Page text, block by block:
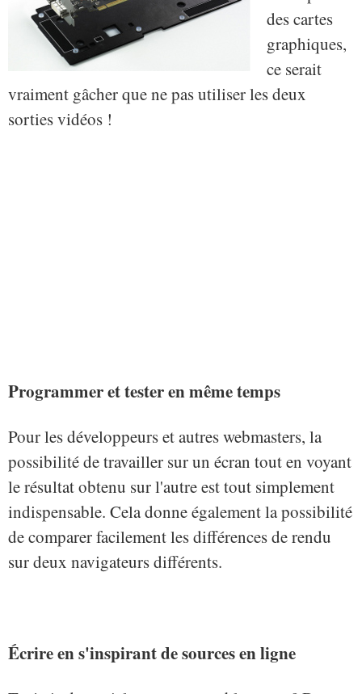
des cartes
graphiques,
ce serait
vraiment gâcher que ne pas utiliser les deux
sorties vidéos !
Programmer et tester en même temps
Pour les développeurs et autres webmasters, la
possibilité de travailler sur un écran tout en voyant
le résultat obtenu sur l'autre est tout simplement
indispensable. Cela donne également la possibilité
de comparer facilement les différences de rendu
sur deux navigateurs différents.
Écrire en s'inspirant de sources en ligne